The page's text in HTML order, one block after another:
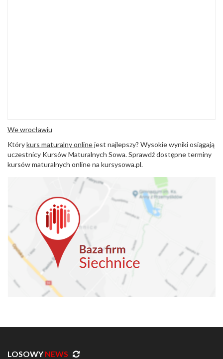
We wrocławiu
Którykurs maturalny onlinejest najlepszy? Wysokie wyniki osiągają
uczestnicy Kursów Maturalnych Sowa. Sprawdź dostępne terminy
kursów maturalnych online na kursysowa.pl.
LOSOWY NEWS